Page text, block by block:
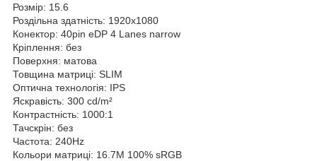
Розмір: 15.6
Роздільна здатність: 1920x1080
Конектор: 40pin eDP 4 Lanes narrow
Кріплення: без
Поверхня: матова
Товщина матриці: SLIM
Оптична технологія: IPS
Яскравість: 300 cd/m²
Контрастність: 1000:1
Тачскрін: без
Частота: 240Hz
Кольори матриці: 16.7M 100% sRGB